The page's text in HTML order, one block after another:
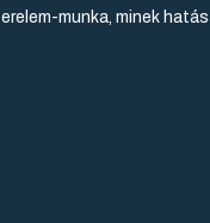
munka, minek